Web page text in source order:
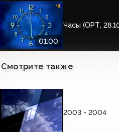
01:00
Часы (ОРТ,
01:01
Утренние
Смотрите также
2003 - 2004